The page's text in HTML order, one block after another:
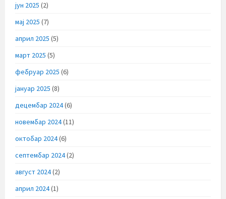
јун 2025 (2)
мај 2025 (7)
април 2025 (5)
март 2025 (5)
фебруар 2025 (6)
јануар 2025 (8)
децембар 2024(6)
новембар 2024(11)
октобар 2024(6)
септембар 2024(2)
август 2024(2)
април 2024(1)